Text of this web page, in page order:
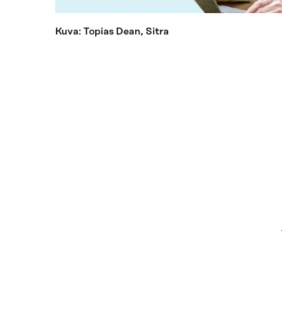
Kuva: Topias Dean, Sitra